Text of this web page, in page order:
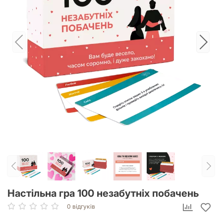
Настільна гра 100 незабутніх побачень
0 відгуків